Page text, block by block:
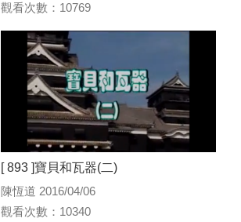
觀看次數：10769
[ 893 ]寶貝和瓦器(二)
陳恆道 2016/04/06
觀看次數：10340